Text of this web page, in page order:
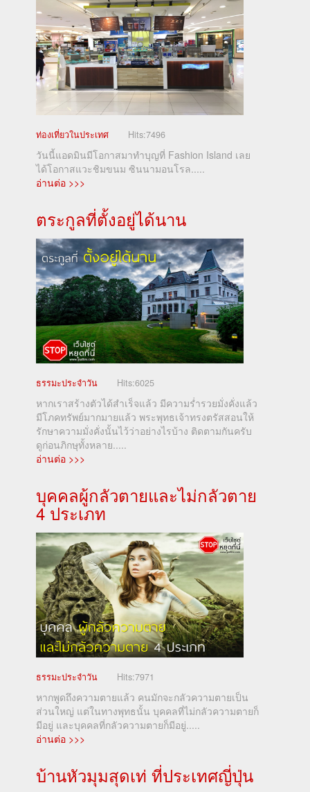
ท่องเที่ยวในประเทศ Hits:7496
วันนี้แอดมินมีโอกาสมาทำบุญที่ Fashion Island เลย
ได้โอกาสแวะชิมขนม ซินนามอนโรล.....
อ่านต่อ >>>
ตระกูลที่ตั้งอยู่ได้นาน
ธรรมะประจำวัน Hits:6025
หากเราสร้างตัวได้สำเร็จแล้ว มีความร่ำรวยมั่งคั่งแล้ว
มีโภคทรัพย์มากมายแล้ว พระพุทธเจ้าทรงตรัสสอนให้
รักษาความมั่งคั่งนั้นไว้ว่าอย่างไรบ้าง ติดตามกันครับ
ดูก่อนภิกษุทั้งหลาย.....
อ่านต่อ >>>
บุคคลผู้กลัวตายและไม่กลัวตาย
4 ประเภท
ธรรมะประจำวัน Hits:7971
หากพูดถึงความตายแล้ว คนมักจะกลัวความตายเป็น
ส่วนใหญ่ แต่ในทางพุทธนั้น บุคคลที่ไม่กลัวความตายก็
มีอยู่ และบุคคลที่กลัวความตายก็มีอยู่.....
อ่านต่อ >>>
บ้านหัวมุมสุดเท่ ที่ประเทศญี่ปุ่น